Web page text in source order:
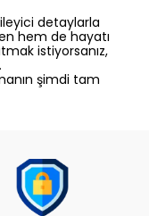
detaylarla
hem de hayatı
istiyorsanız,
şimdi tam